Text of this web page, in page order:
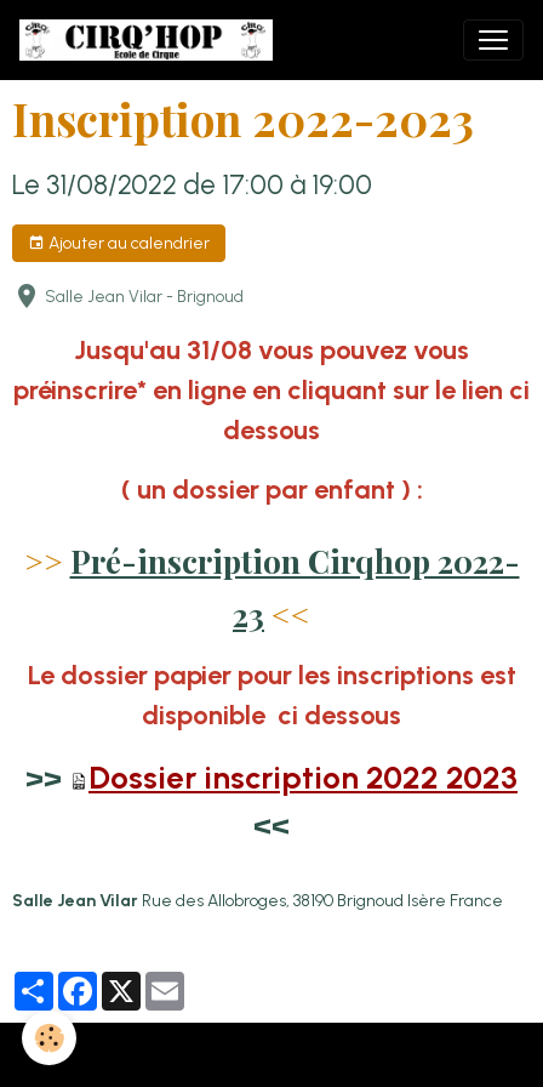
Inscription 2022-2023
Le 31/08/2022 de 17:00 à 19:00
Ajouter au calendrier
Salle Jean Vilar - Brignoud
Jusqu'au 31/08 vous pouvez vous
préinscrire* en ligne en cliquant sur le lien ci
dessous
( un dossier par enfant ) :
>> Pré-inscription Cirqhop 2022-
23 <<
Le dossier papier pour les inscriptions est
disponible ci dessous
>>
Dossier inscription 2022 2023
<<
Salle Jean Vilar Rue des Allobroges, 38190 Brignoud Isère France
PartagerFacebook
X